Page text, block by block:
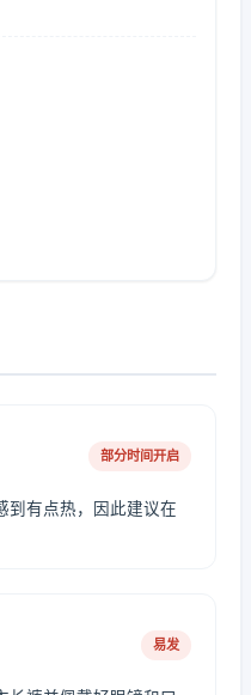
部分时间开启
到有点热，因此建议在
易发